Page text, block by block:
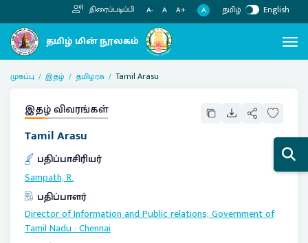
திரைப்படிப்பி A- A A+ A தமிழ் English
முகப்பு இதழ் தமிழரசு Tamil Arasu
இதழ் விவரங்கள்
Tamil Arasu
பதிப்பாசிரியர்
Sampath, R.
பதிப்பாளர்
Director of Information and Public relations, Government of
Tamil Nadu:Chennai